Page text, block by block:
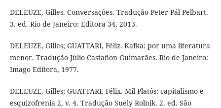
DELEUZE, Gilles. Conversações. Tradução Peter Pál Pelbart.
3. ed. Rio de Janeiro: Editora 34, 2013.
DELEUZE, Gilles; GUATTARI, Féliz. Kafka: por uma literatura
menor. Tradução Júlio Castañon Guimarães. Rio de Janeiro:
Imago Editora, 1977.
DELEUZE, Gilles; GUATTARI, Félix. Mil Platôs: capitalismo e
esquizofrenia 2, v. 4. Tradução Suely Rolnik. 2. ed. São